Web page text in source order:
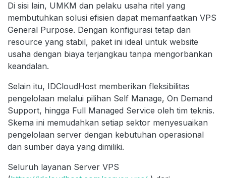
Di sisi lain, UMKM dan pelaku usaha ritel yang
membutuhkan solusi efisien dapat memanfaatkan VPS
General Purpose. Dengan konfigurasi tetap dan
resource yang stabil, paket ini ideal untuk website
usaha dengan biaya terjangkau tanpa mengorbankan
keandalan.
Selain itu, IDCloudHost memberikan fleksibilitas
pengelolaan melalui pilihan Self Manage, On Demand
Support, hingga Full Managed Service oleh tim teknis.
Skema ini memudahkan setiap sektor menyesuaikan
pengelolaan server dengan kebutuhan operasional
dan sumber daya yang dimiliki.
Seluruh layanan Server VPS